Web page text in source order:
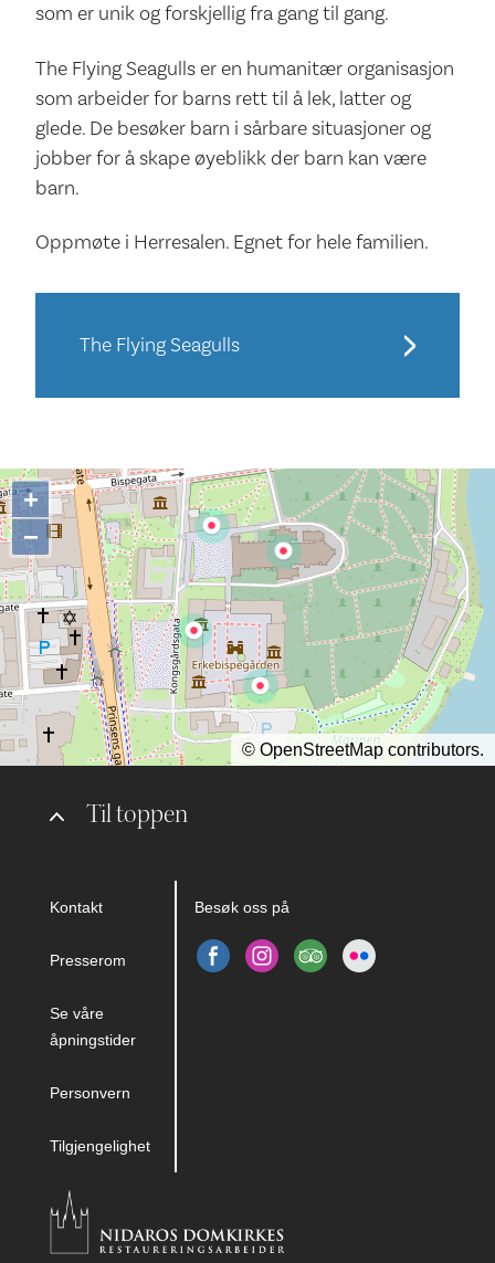
som er unik og forskjellig fra gang til gang.
The Flying Seagulls er en humanitær organisasjon
som arbeider for barns rett til å lek, latter og
glede. De besøker barn i sårbare situasjoner og
jobber for å skape øyeblikk der barn kan være
barn.
Oppmøte i Herresalen. Egnet for hele familien.
The Flying Seagulls
Til toppen
Kontakt
Presserom
Se våre
åpningstider
Personvern
Tilgjengelighet
Besøk oss på
+
−
© OpenStreetMap contributors.